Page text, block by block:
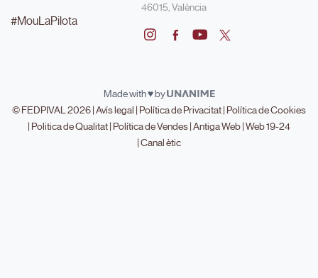
#MouLaPilota
46015, València
Made with ♥ by
© FEDPIVAL 2026 |Avís legal | Política de Privacitat| Política de Cookies
| Politica de Qualitat| Política de Vendes|Antiga Web|Web 19-24
|Canal ètic